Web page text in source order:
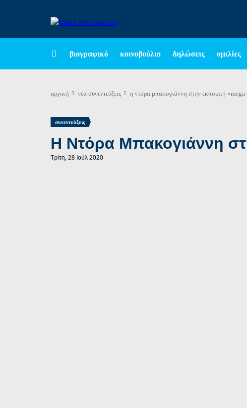
βιογραφικό κοινοβούλιο δηλώσεις ομιλίες
αρχική νεα συνεντεύξεις η ντόρα μπακογιάννη στην εκπομπή
συνεντεύξεις
Η Ντόρα Μπακογιάννη
Τρίτη, 28 Ιούλ 2020